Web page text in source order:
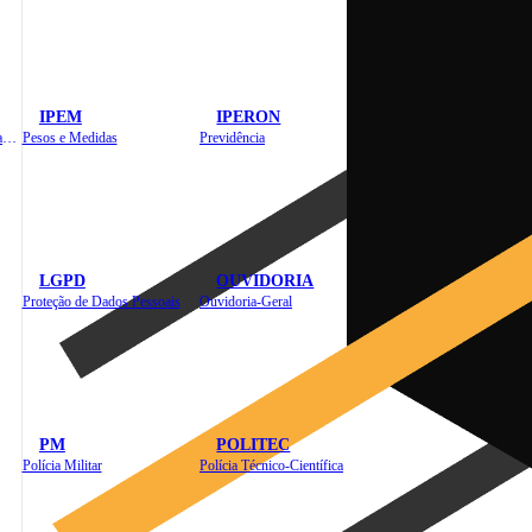
IPEM
Pesos e Medidas
IPERON
Previdência
LGPD
Proteção de Dados Pessoais
OUVIDORIA
Ouvidoria-Geral
PM
Polícia Militar
POLITEC
Polícia Técnico-Científica